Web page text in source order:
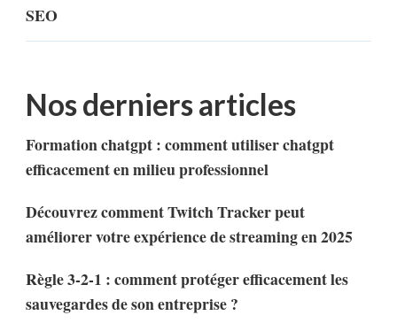
SEO
Nos derniers articles
Formation chatgpt : comment utiliser chatgpt
efficacement en milieu professionnel
Découvrez comment Twitch Tracker peut
améliorer votre expérience de streaming en 2025
Règle 3-2-1 : comment protéger efficacement les
sauvegardes de son entreprise ?